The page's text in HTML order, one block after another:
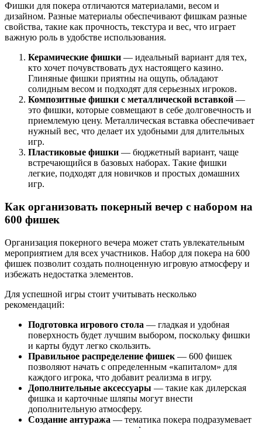
Фишки для покера отличаются материалами, весом и
дизайном. Разные материалы обеспечивают фишкам разные
свойства, такие как прочность, текстура и вес, что играет
важную роль в удобстве использования.
Керамические фишки — идеальный вариант для тех,
кто хочет почувствовать дух настоящего казино.
Глиняные фишки приятны на ощупь, обладают
солидным весом и подходят для серьезных игроков.
Композитные фишки с металлической вставкой —
это фишки, которые совмещают в себе долговечность и
приемлемую цену. Металлическая вставка обеспечивает
нужный вес, что делает их удобными для длительных
игр.
Пластиковые фишки — бюджетный вариант, чаще
встречающийся в базовых наборах. Такие фишки
легкие, подходят для новичков и простых домашних
игр.
Как организовать покерный вечер с набором на
600 фишек
Организация покерного вечера может стать увлекательным
мероприятием для всех участников. Набор для покера на 600
фишек позволит создать полноценную игровую атмосферу и
избежать недостатка элементов.
Для успешной игры стоит учитывать несколько
рекомендаций:
Подготовка игрового стола — гладкая и удобная
поверхность будет лучшим выбором, поскольку фишки
и карты будут легко скользить.
Правильное распределение фишек — 600 фишек
позволяют начать с определенным «капиталом» для
каждого игрока, что добавит реализма в игру.
Дополнительные аксессуары — такие как дилерская
фишка и карточные шляпы могут внести
дополнительную атмосферу.
Создание антуража — тематика покера подразумевает